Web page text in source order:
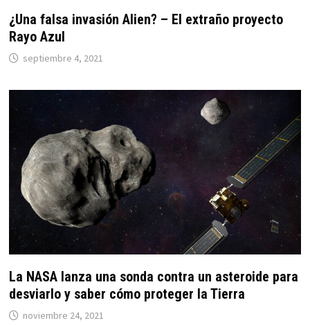
¿Una falsa invasión Alien? – El extraño proyecto
Rayo Azul
septiembre 4, 2021
La NASA lanza una sonda contra un asteroide para
desviarlo y saber cómo proteger la Tierra
noviembre 24, 2021